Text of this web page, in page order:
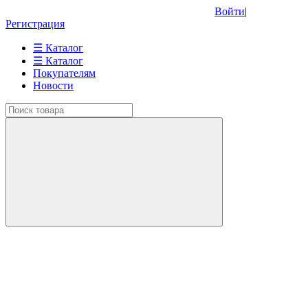
Войти|
Регистрация
☰ Каталог
☰ Каталог
Покупателям
Новости